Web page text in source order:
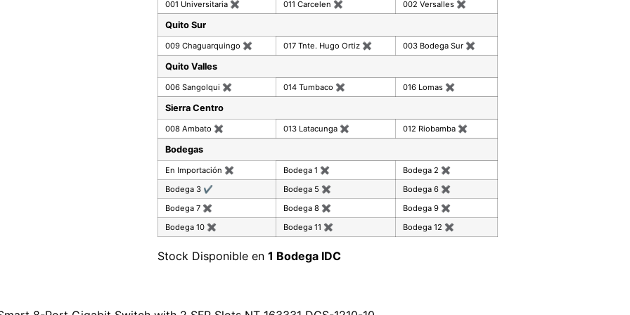
001 Universitaria ✖ 011 Carcelen ✖ 002 Versalles ✖
Quito Sur
009 Chaguarquingo ✖ 017 Tnte. Hugo Ortiz ✖ 003 Bodega Sur ✖
Quito Valles
006 Sangolqui ✖ 014 Tumbaco ✖ 016 Lomas ✖
Sierra Centro
008 Ambato ✖ 013 Latacunga ✖ 012 Riobamba ✖
Bodegas
En Importación ✖ Bodega 1 ✖ Bodega 2 ✖
Bodega 3 ✔ Bodega 5 ✖ Bodega 6 ✖
Bodega 7 ✖ Bodega 8 ✖ Bodega 9 ✖
Bodega 10 ✖ Bodega 11 ✖ Bodega 12 ✖
Stock Disponible en 1 Bodega IDC